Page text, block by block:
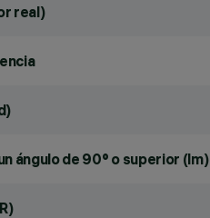
real)
ángulo de 90° o superior (lm)